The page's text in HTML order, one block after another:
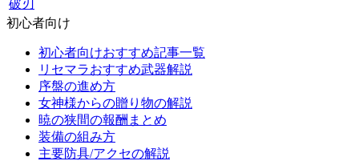
破刃
初心者向け
初心者向けおすすめ記事一覧
リセマラおすすめ武器解説
序盤の進め方
女神様からの贈り物の解説
暁の狭間の報酬まとめ
装備の組み方
主要防具/アクセの解説